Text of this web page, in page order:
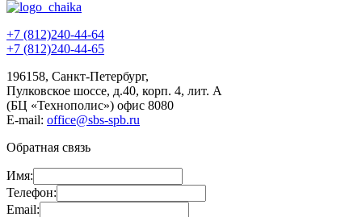
+7 (812)240-44-64
+7 (812)240-44-65
196158, Санкт-Петербург,
Пулковское шоссе, д.40, корп. 4, лит. А
(БЦ «Технополис») офис 8080
E-mail: office@sbs-spb.ru
Обратная связь
Имя:
Телефон:
Email: